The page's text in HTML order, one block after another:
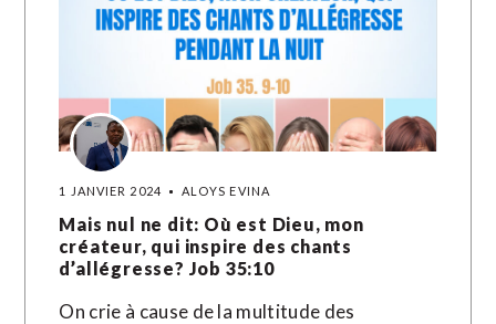
1 JANVIER 2024 ALOYS EVINA
Mais nul ne dit: Où est Dieu, mon
créateur, qui inspire des chants
d’allégresse? Job 35:10
On crie à cause de la multitude des